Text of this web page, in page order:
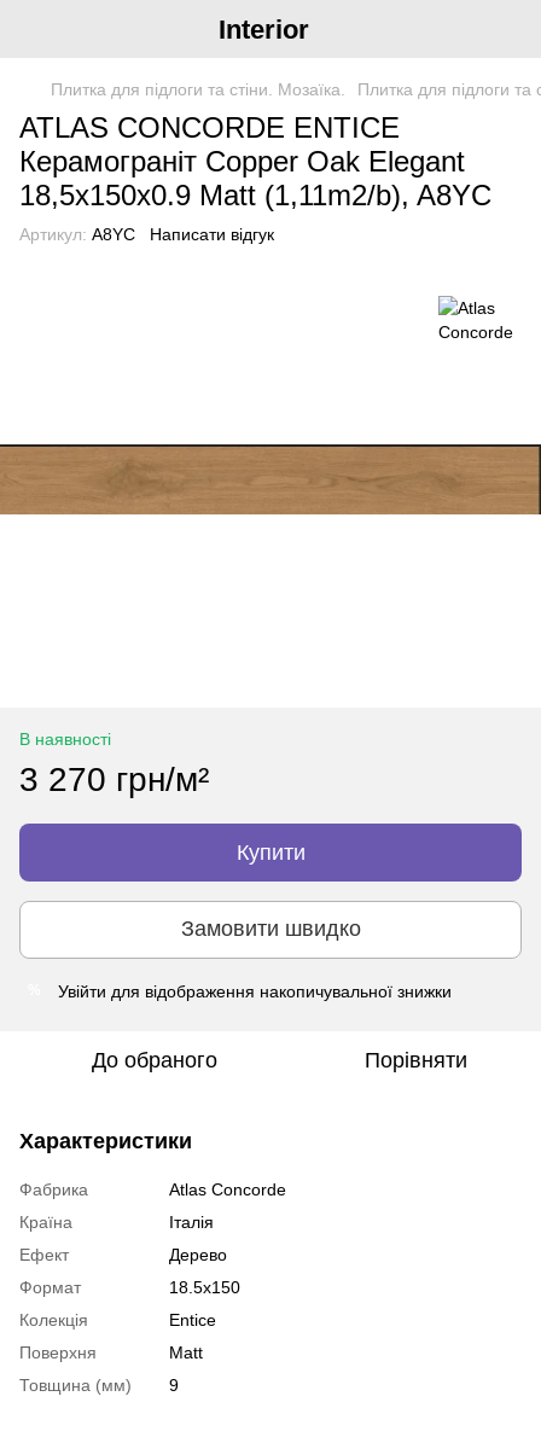
Interior
Плитка для підлоги та стіни. Мозаїка. Плитка для підлоги та
ATLAS CONCORDE ENTICE
Керамограніт Copper Oak Elegant
18,5x150x0.9 Matt (1,11m2/b), A8YC
Артикул: A8YC Написати відгук
В наявності
3 270 грн/м²
Купити
Замовити швидко
Увійти для відображення накопичувальної знижки
До обраного Порівняти
Характеристики
Фабрика
Atlas Concorde
Країна
Італія
Ефект
Дерево
Формат
18.5х150
Колекція
Entice
Поверхня
Matt
Товщина (мм)
9